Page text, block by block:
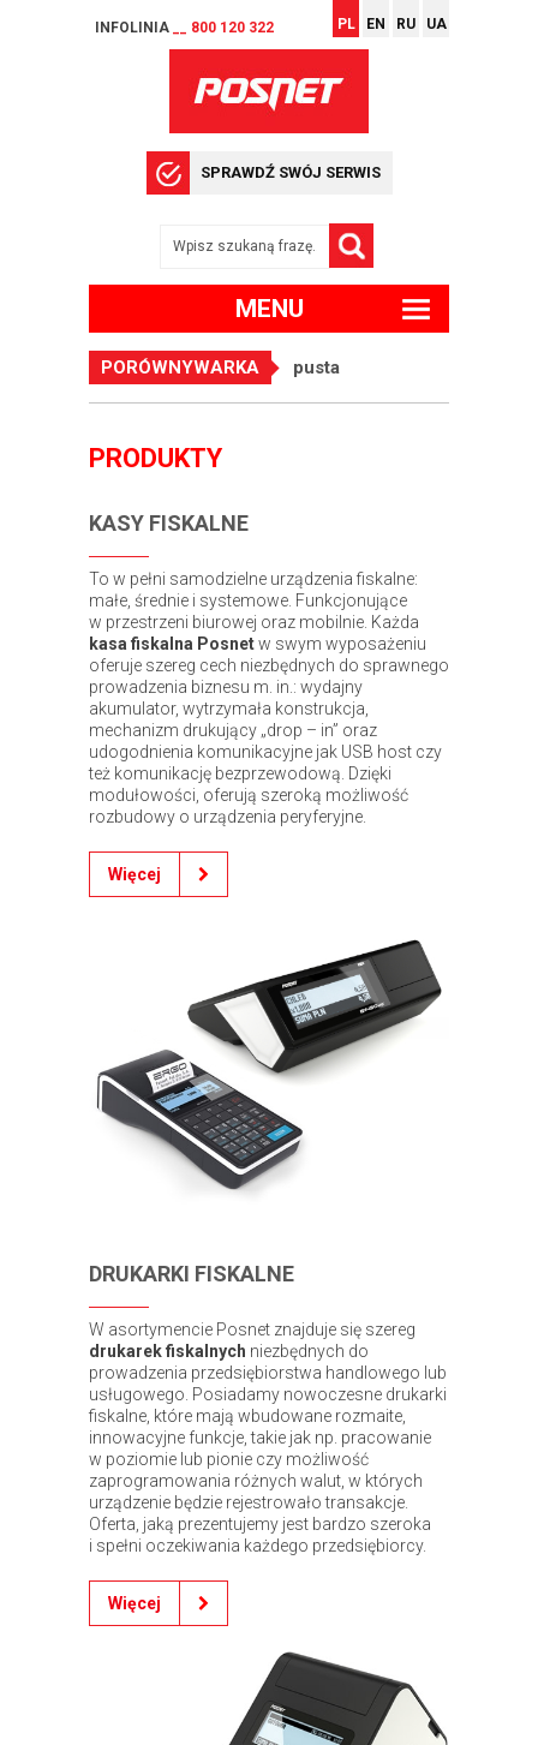
INFOLINIA __ 800 120 322 PL EN RU UA
SPRAWDŹ SWÓJ SERWIS
MENU
PORÓWNYWARKA pusta
PRODUKTY
KASY FISKALNE
To w pełni samodzielne urządzenia fiskalne:
małe, średnie i systemowe. Funkcjonujące
w przestrzeni biurowej oraz mobilnie. Każda
kasa fiskalna Posnetw swym wyposażeniu
oferuje szereg cech niezbędnych do sprawnego
prowadzenia biznesu m. in.: wydajny
akumulator, wytrzymała konstrukcja,
mechanizm drukujący „drop – in” oraz
udogodnienia komunikacyjne jak USB host czy
też komunikację bezprzewodową. Dzięki
modułowości, oferują szeroką możliwość
rozbudowy o urządzenia peryferyjne.
Więcej
DRUKARKI FISKALNE
W asortymencie Posnet znajduje się szereg
drukarek fiskalnych niezbędnych do
prowadzenia przedsiębiorstwa handlowego lub
usługowego. Posiadamy nowoczesne drukarki
fiskalne, które mają wbudowane rozmaite,
innowacyjne funkcje, takie jak np. pracowanie
w poziomie lub pionie czy możliwość
zaprogramowania różnych walut, w których
urządzenie będzie rejestrowało transakcje.
Oferta, jaką prezentujemy jest bardzo szeroka
i spełni oczekiwania każdego przedsiębiorcy.
Więcej